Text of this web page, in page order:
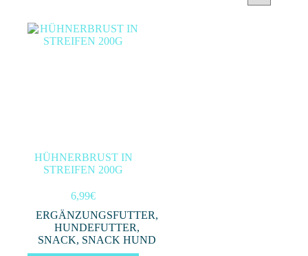
Categorie prodotto
Filtro
HÜHNERBRUST IN
STREIFEN 200G
6,99€
ERGÄNZUNGSFUTTER,
HUNDEFUTTER,
SNACK, SNACK HUND